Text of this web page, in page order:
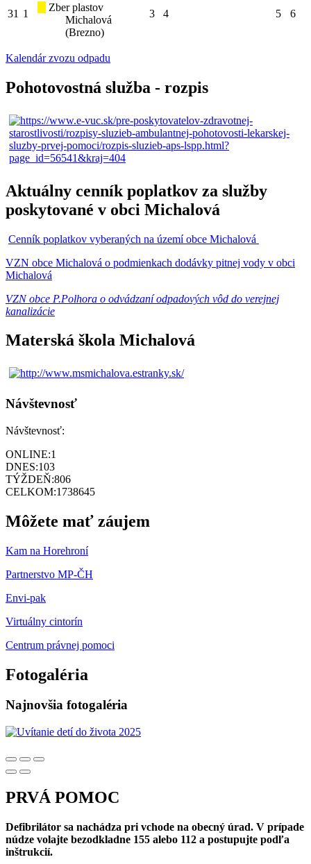
31 1
Zber plastov
Michalová
(Brezno)
3 4 5 6
Kalendár zvozu odpadu
Pohotovostná služba - rozpis
Aktuálny cenník poplatkov za služby
poskytované v obci Michalová
Cenník poplatkov vyberaných na území obce Michalová
VZN obce Michalová o podmienkach dodávky pitnej vody v obci
Michalová
VZN obce P.Polhora o odvádzaní odpadových vôd do verejnej
kanalizácie
Materská škola Michalová
Návštevnosť
Návštevnosť:
ONLINE:1
DNES:103
TÝŽDEŇ:806
CELKOM:1738645
Môžete mať záujem
Kam na Horehroní
Partnerstvo MP-ČH
Envi-pak
Virtuálny cintorín
Centrum právnej pomoci
Fotogaléria
Najnovšia fotogaléria
PRVÁ POMOC
Defibrilátor sa nachádza pri vchode na obecný úrad. V prípade
núdze volajte bezodkladne 155 alebo 112 a postupujte podľa
inštrukcií.